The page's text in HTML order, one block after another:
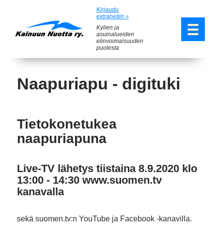
Kirjaudu
extranetiin »
Kylien ja
asuinalueiden
elinvoimaisuuden
puolesta
Naapuriapu - digituki
Tietokonetukea
naapuriapuna
Live-TV lähetys tiistaina 8.9.2020 klo
13:00 - 14:30 www.suomen.tv
kanavalla
sekä suomen.tv:n YouTube ja Facebook -kanavilla.